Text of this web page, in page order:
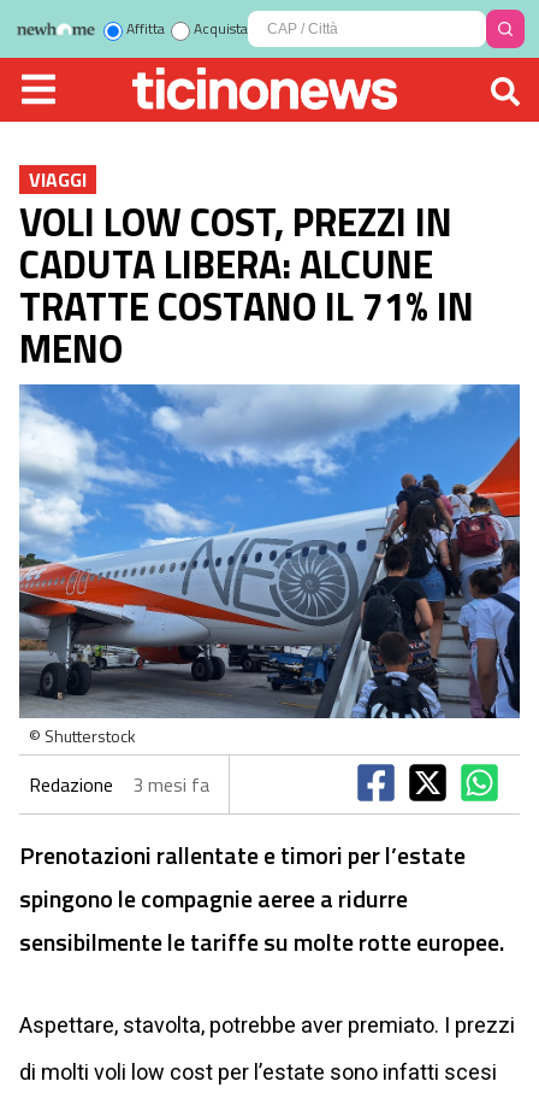
Affitta Acquista
VIAGGI
VOLI LOW COST, PREZZI IN
CADUTA LIBERA: ALCUNE
TRATTE COSTANO IL 71% IN
MENO
© Shutterstock
Redazione 3 mesi fa
Prenotazioni rallentate e timori per l’estate
spingono le compagnie aeree a ridurre
sensibilmente le tariffe su molte rotte europee.
Aspettare, stavolta, potrebbe aver premiato. I prezzi
di molti voli low cost per l’estate sono infatti scesi